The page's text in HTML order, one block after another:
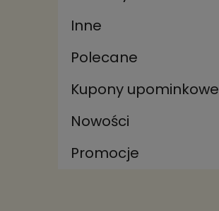
Inne
Polecane
Kupony upominkowe
Nowości
Promocje